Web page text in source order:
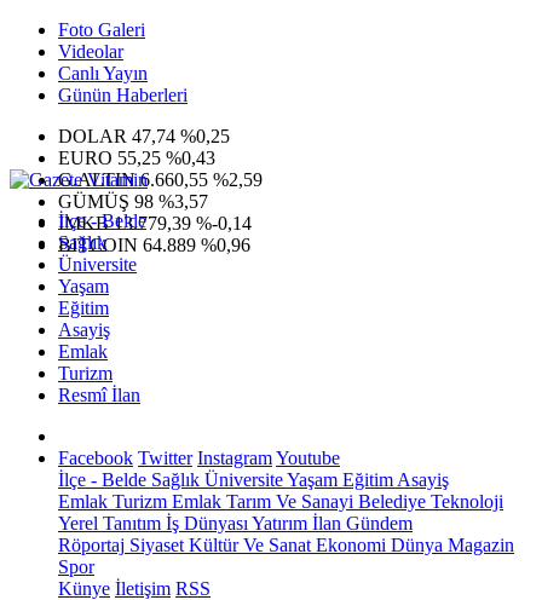
Foto Galeri
Videolar
Canlı Yayın
Günün Haberleri
DOLAR 47,74 %0,25
EURO 55,25 %0,43
G.ALTIN6.660,55 %2,59
GÜMÜŞ 98 %3,57
IMKB13.779,39 %-0,14
BITCOIN 64.889 %0,96
İlçe - Belde
Sağlık
Üniversite
Yaşam
Eğitim
Asayiş
Emlak
Turizm
Resmî İlan
Facebook Twitter InstagramYoutube
İlçe - Belde Sağlık ÜniversiteYaşam Eğitim Asayiş
Emlak Turizm Emlak Tarım Ve Sanayi Belediye Teknoloji
Yerel Tanıtım İş Dünyası Yatırım İlan Gündem
Röportaj Siyaset Kültür Ve Sanat Ekonomi Dünya Magazin
Spor
Künye İletişim RSS